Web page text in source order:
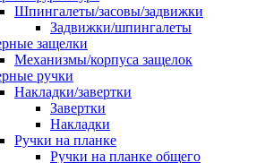
Шпингалеты/засовы/задвижки
Задвижки/шпингалеты
защелки
Механизмы/корпуса защелок
ручки
Накладки/завертки
Завертки
Накладки
Ручки на планке
Ручки на планке общего